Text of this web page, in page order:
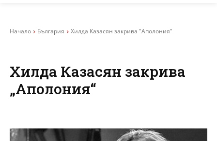
Начало България Хилда Казасян закрива "Аполония"
Хилда Казасян закрива
„Аполония“